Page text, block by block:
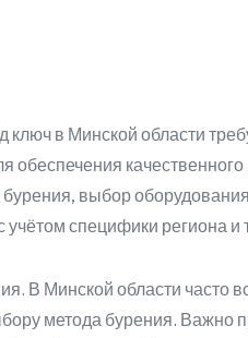
в Минской области
обеспечения
выбор
специфики региона и
В Минской области часто
метода бурения. Важно